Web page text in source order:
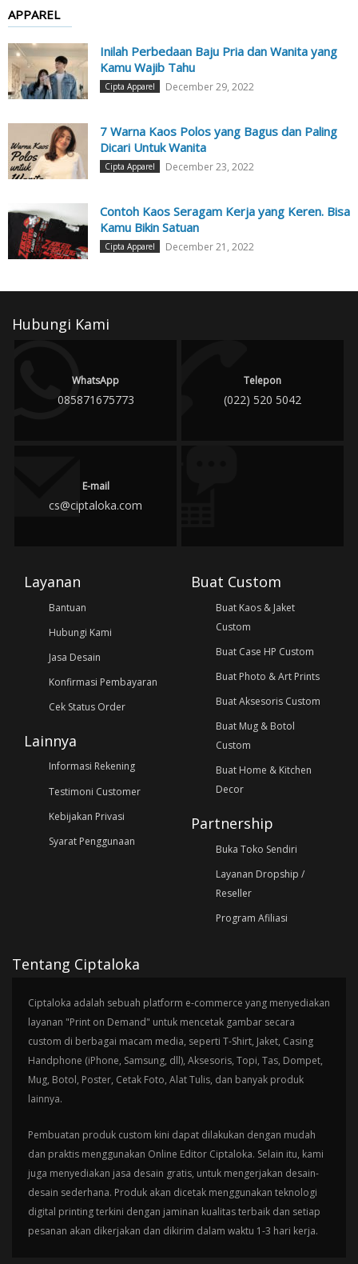
APPAREL
Inilah Perbedaan Baju Pria dan Wanita yang
Kamu Wajib Tahu
Cipta Apparel December 29, 2022
7 Warna Kaos Polos yang Bagus dan Paling
Dicari Untuk Wanita
Cipta Apparel December 23, 2022
Contoh Kaos Seragam Kerja yang Keren. Bisa
Kamu Bikin Satuan
Cipta Apparel December 21, 2022
Hubungi Kami
WhatsApp
085871675773
Telepon
(022) 520 5042
E-mail
cs@ciptaloka.com
Layanan
Bantuan
Hubungi Kami
Jasa Desain
Konfirmasi Pembayaran
Cek Status Order
Lainnya
Informasi Rekening
Testimoni Customer
Kebijakan Privasi
Syarat Penggunaan
Buat Custom
Buat Kaos & Jaket
Custom
Buat Case HP Custom
Buat Photo & Art Prints
Buat Aksesoris Custom
Buat Mug & Botol
Custom
Buat Home & Kitchen
Decor
Partnership
Buka Toko Sendiri
Layanan Dropship /
Reseller
Program Afiliasi
Tentang Ciptaloka
Ciptaloka adalah sebuah platform e-commerce yang menyediakan
layanan "Print on Demand" untuk mencetak gambar secara
custom di berbagai macam media, seperti T-Shirt, Jaket, Casing
Handphone (iPhone, Samsung, dll), Aksesoris, Topi, Tas, Dompet,
Mug, Botol, Poster, Cetak Foto, Alat Tulis, dan banyak produk
lainnya.
Pembuatan produk custom kini dapat dilakukan dengan mudah
dan praktis menggunakan Online Editor Ciptaloka. Selain itu, kami
juga menyediakan jasa desain gratis, untuk mengerjakan desain-
desain sederhana. Produk akan dicetak menggunakan teknologi
digital printing terkini dengan jaminan kualitas terbaik dan setiap
pesanan akan dikerjakan dan dikirim dalam waktu 1-3 hari kerja.